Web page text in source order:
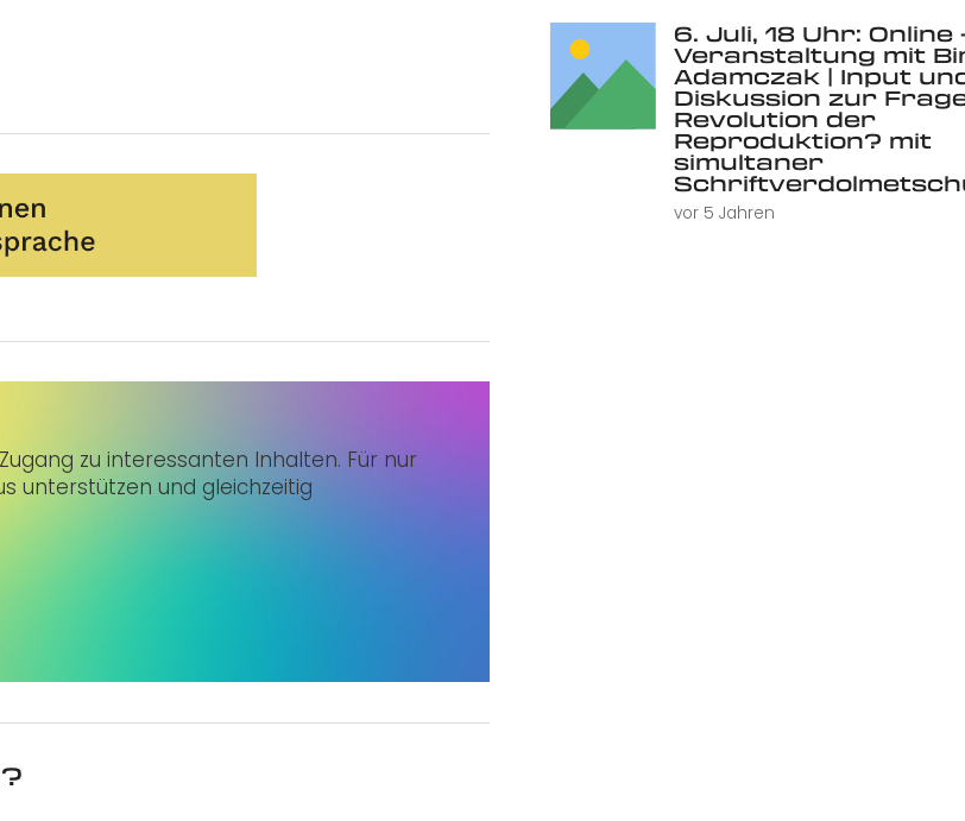
zu interessanten Inhalten. Für nur
unterstützen und gleichzeitig
6. Juli, 18 Uhr: Online
Veranstaltung mit
Adamczak | Input
Diskussion zur
Revolution der
Reproduktion? mit
simultaner
vor 5 Jahren